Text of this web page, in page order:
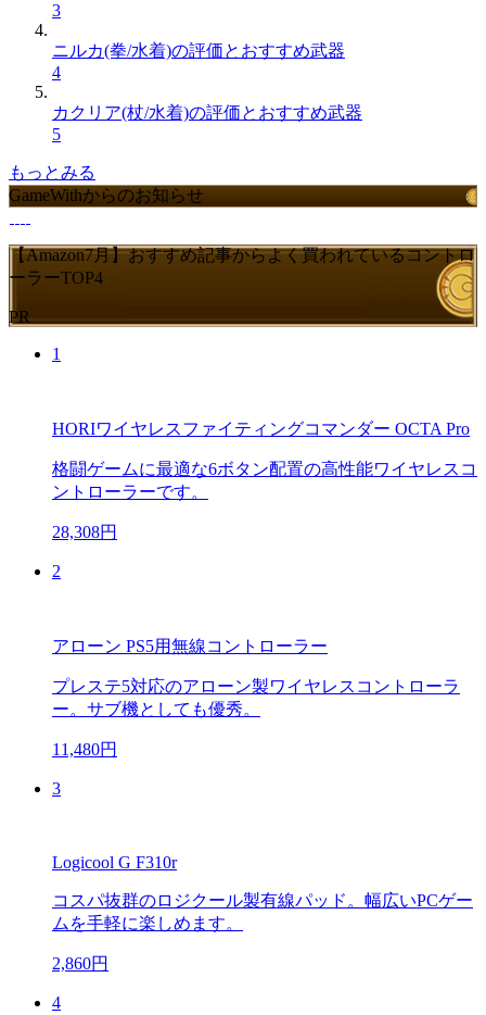
3
ニルカ(拳/水着)の評価とおすすめ武器
4
カクリア(杖/水着)の評価とおすすめ武器
5
もっとみる
GameWithからのお知らせ
【Amazon7月】おすすめ記事からよく買われているコントロ
ーラーTOP4
PR
1
HORIワイヤレスファイティングコマンダー OCTA Pro
格闘ゲームに最適な6ボタン配置の高性能ワイヤレスコ
ントローラーです。
28,308円
2
アローン PS5用無線コントローラー
プレステ5対応のアローン製ワイヤレスコントローラ
ー。サブ機としても優秀。
11,480円
3
Logicool G F310r
コスパ抜群のロジクール製有線パッド。幅広いPCゲー
ムを手軽に楽しめます。
2,860円
4